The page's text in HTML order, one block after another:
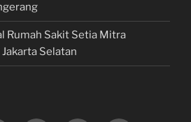
Rumah Sakit Setia Mitra
Selatan